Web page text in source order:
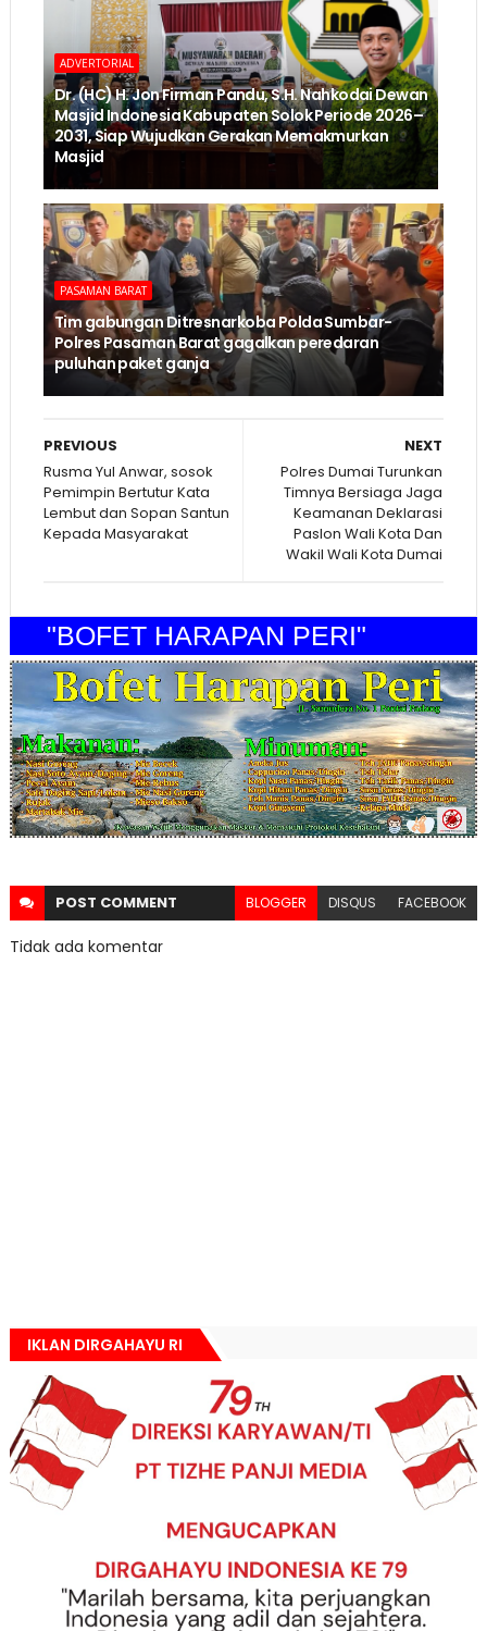
ADVERTORIAL
Dr. (HC) H. Jon Firman Pandu, S.H. Nahkodai Dewan
Masjid Indonesia Kabupaten Solok Periode 2026–
2031, Siap Wujudkan Gerakan Memakmurkan
Masjid
PASAMAN BARAT
Tim gabungan Ditresnarkoba Polda Sumbar-
Polres Pasaman Barat gagalkan peredaran
puluhan paket ganja
NEXT
Polres Dumai Turunkan
Timnya Bersiaga Jaga
Keamanan Deklarasi
Paslon Wali Kota Dan
Wakil Wali Kota Dumai
PREVIOUS
Rusma Yul Anwar, sosok
Pemimpin Bertutur Kata
Lembut dan Sopan Santun
Kepada Masyarakat
"BOFET HARAPAN PERI"
POST COMMENT BLOGGER DISQUS FACEBOOK
Tidak ada komentar
IKLAN DIRGAHAYU RI